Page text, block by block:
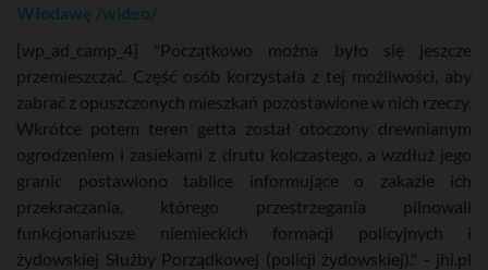
Włodawę /wideo/
[wp_ad_camp_4] "Początkowo można było się jeszcze
przemieszczać. Część osób korzystała z tej możliwości, aby
zabrać z opuszczonych mieszkań pozostawione w nich rzeczy.
Wkrótce potem teren getta został otoczony drewnianym
ogrodzeniem i zasiekami z drutu kolczastego, a wzdłuż jego
granic postawiono tablice informujące o zakazie ich
przekraczania, którego przestrzegania pilnowali
funkcjonariusze niemieckich formacji policyjnych i
żydowskiej Służby Porządkowej (policji żydowskiej)." - jhi.pl